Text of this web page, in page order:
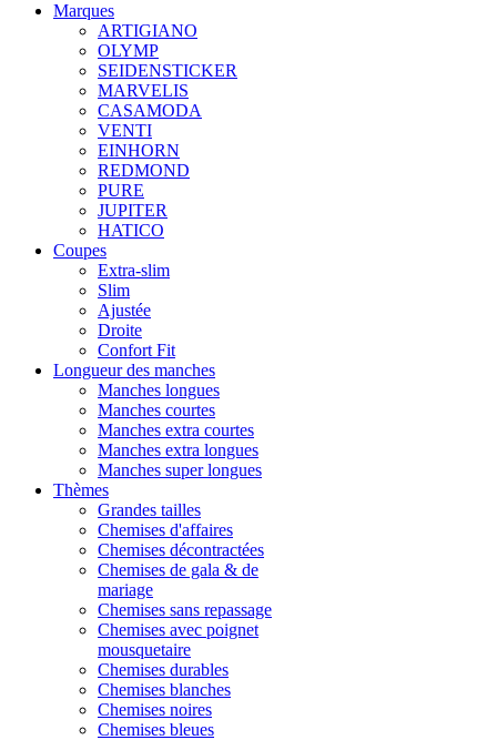
Marques
ARTIGIANO
OLYMP
SEIDENSTICKER
MARVELIS
CASAMODA
VENTI
EINHORN
REDMOND
PURE
JUPITER
HATICO
Coupes
Extra-slim
Slim
Ajustée
Droite
Confort Fit
Longueur des manches
Manches longues
Manches courtes
Manches extra courtes
Manches extra longues
Manches super longues
Thèmes
Grandes tailles
Chemises d'affaires
Chemises décontractées
Chemises de gala & de
mariage
Chemises sans repassage
Chemises avec poignet
mousquetaire
Chemises durables
Chemises blanches
Chemises noires
Chemises bleues